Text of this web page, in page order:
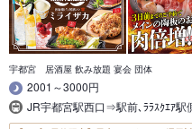
宇都宮 居酒屋 飲み放題 宴会 団体
2001～3000円
JR宇都宮駅西口⇒駅前､ﾗﾗｽｸｴｱ駅